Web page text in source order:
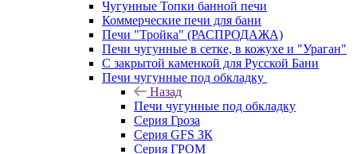
Чугунные Топки банной печи
Коммерческие печи для бани
Печи "Тройка" (РАСПРОДАЖА)
Печи чугунные в сетке, в кожухе и "Ураган"
С закрытой каменкой для Русской Бани
Печи чугунные под обкладку
Назад
Печи чугунные под обкладку
Серия Гроза
Серия GFS ЗК
Серия ГРОМ